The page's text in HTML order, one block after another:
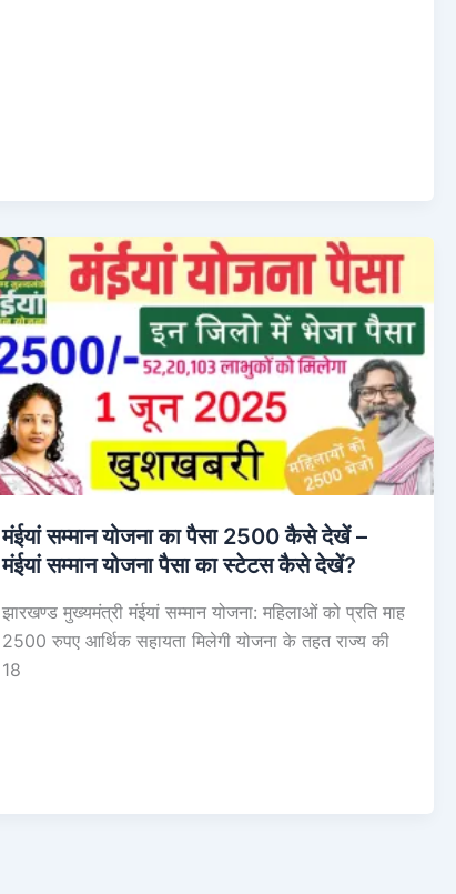
मंईयां सम्मान योजना का पैसा 2500 कैसे देखें –
मंईयां सम्मान योजना पैसा का स्टेटस कैसे देखें?
झारखण्ड मुख्यमंत्री मंईयां सम्मान योजना: महिलाओं को प्रति माह
2500 रुपए आर्थिक सहायता मिलेगी योजना के तहत राज्य की
18